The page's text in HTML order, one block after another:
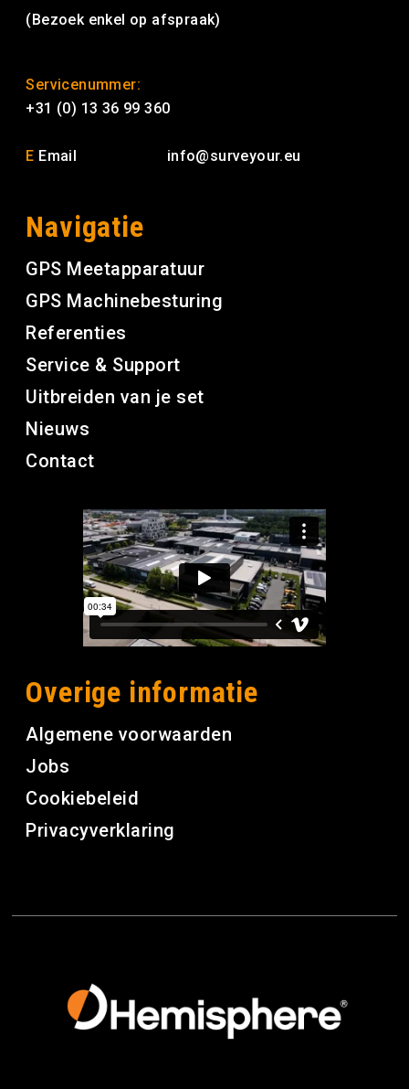
(Bezoek enkel op afspraak)
Servicenummer:
+31 (0) 13 36 99 360
E Email info@surveyour.eu
Navigatie
GPS Meetapparatuur
GPS Machinebesturing
Referenties
Service & Support
Uitbreiden van je set
Nieuws
Contact
Overige informatie
Algemene voorwaarden
Jobs
Cookiebeleid
Privacyverklaring